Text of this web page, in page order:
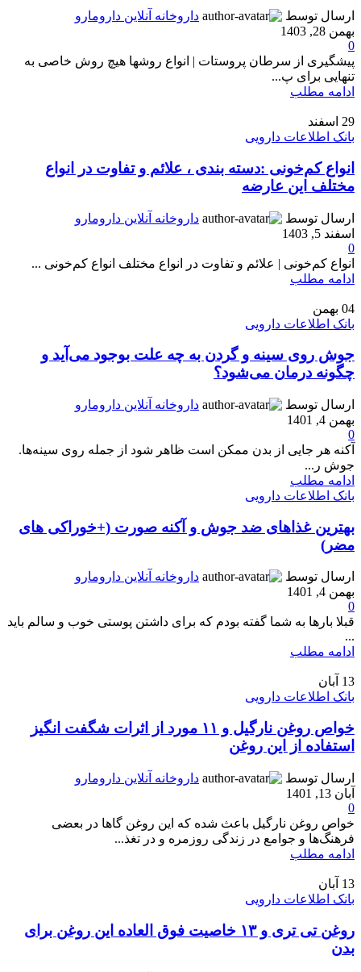
ارسال توسط
داروخانه آنلاین دارومارو
بهمن 28, 1403
0
پیشگیری از سرطان پروستات | انواع روشها هیچ روش خاصی به
تنهایی برای پ...
ادامه مطلب
29 اسفند
بانک اطلاعات دارویی
انواع کم‌خونی :دسته بندی ، علائم و تفاوت در انواع
مختلف این عارضه
ارسال توسط
داروخانه آنلاین دارومارو
اسفند 5, 1403
0
انواع کم‌خونی | علائم و تفاوت در انواع مختلف انواع کم‌خونی ...
ادامه مطلب
04 بهمن
بانک اطلاعات دارویی
جوش روی سینه و گردن به چه علت بوجود می‌آید و
چگونه درمان می‌شود؟
ارسال توسط
داروخانه آنلاین دارومارو
بهمن 4, 1401
0
آکنه هر جایی از بدن ممکن است ظاهر شود از جمله روی سینه‌ها.
جوش ر...
ادامه مطلب
بانک اطلاعات دارویی
بهترین غذاهای ضد جوش و آکنه صورت (+خوراکی های
مضر)
ارسال توسط
داروخانه آنلاین دارومارو
بهمن 4, 1401
0
قبلا بارها به شما گفته بودم که برای داشتن پوستی خوب و سالم باید
...
ادامه مطلب
13 آبان
بانک اطلاعات دارویی
خواص روغن نارگیل و ۱۱ مورد از اثرات شگفت انگیز
استفاده از این روغن
ارسال توسط
داروخانه آنلاین دارومارو
آبان 13, 1401
0
خواص روغن نارگیل باعث شده که این روغن گاها در بعضی
فرهنگ‌ها و جوامع در زندگی روزمره و در تغذ...
ادامه مطلب
13 آبان
بانک اطلاعات دارویی
روغن تی تری و ۱۳ خاصیت فوق العاده این روغن برای
بدن